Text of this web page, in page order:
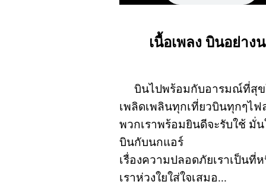
เนื้อเพลง บินอย่าง
บินไปพร้อมกับอารมณ์ที่สุข
เพลิดเพลินทุกเที่ยวบินทุกๆไฟ
พวกเราพร้อมยินดีจะรับใช้ มั่น
บินกับนกแอร์
เรื่องความปลอดภัยเราเป็นที่
เราห่วงใยใส่ใจเสมอ...